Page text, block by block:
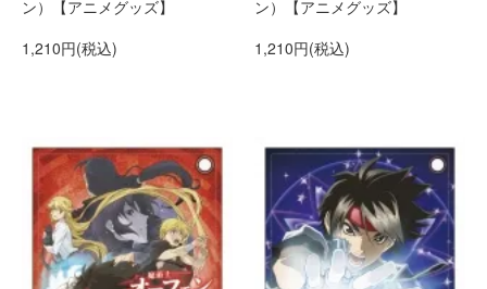
ン）【アニメグッズ】
1,210円(税込)
ン）【アニメグッズ】
1,210円(税込)